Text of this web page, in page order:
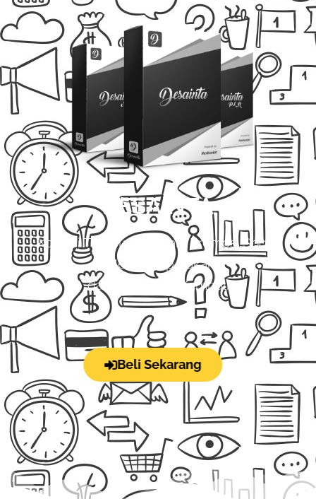
DESAINTA
Koleksi Template Desain Promosi Social
Media Siap Pakai
dan Bisa Dijual Kembali
Beli Sekarang